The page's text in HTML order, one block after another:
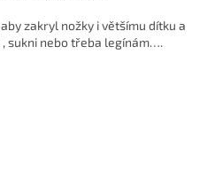
zakryl nožky i většímu dítku a
sukni nebo třeba legínám….